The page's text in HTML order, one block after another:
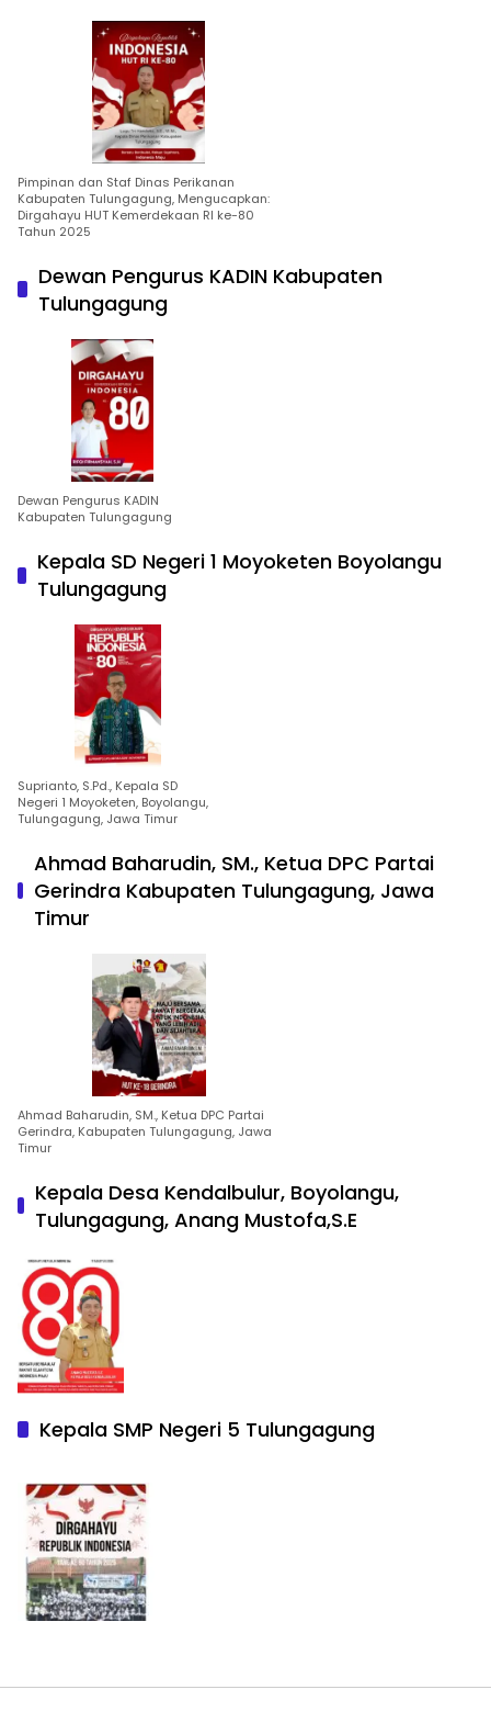
Pimpinan dan Staf Dinas Perikanan
Kabupaten Tulungagung, Mengucapkan:
Dirgahayu HUT Kemerdekaan RI ke-80
Tahun 2025
Dewan Pengurus KADIN Kabupaten
Tulungagung
Dewan Pengurus KADIN
Kabupaten Tulungagung
Kepala SD Negeri 1 Moyoketen Boyolangu
Tulungagung
Suprianto, S.Pd., Kepala SD
Negeri 1 Moyoketen, Boyolangu,
Tulungagung, Jawa Timur
Ahmad Baharudin, SM., Ketua DPC Partai
Gerindra Kabupaten Tulungagung, Jawa
Timur
Ahmad Baharudin, SM., Ketua DPC Partai
Gerindra, Kabupaten Tulungagung, Jawa
Timur
Kepala Desa Kendalbulur, Boyolangu,
Tulungagung, Anang Mustofa,S.E
Kepala SMP Negeri 5 Tulungagung